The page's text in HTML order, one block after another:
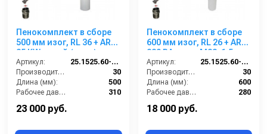
Пенокомплект в сборе
500 мм изог, RL 36 + ARS
25 KW синий (нерж);
вход М22х1,5ш.
Артикул:
25.1525.60-P36 KW (нерж)
Производительность (л/мин):
30
Длина (мм):
500
Рабочее давление (бар):
310
23 000 руб.
Пенокомплект в сборе
600 мм изог, RL 26 + ARS
220 РА; вход М22х1,5ш.
Артикул:
25.1525.60-P26 -6-220
Производительность (л/мин):
30
Длина (мм):
600
Рабочее давление (бар):
280
18 000 руб.